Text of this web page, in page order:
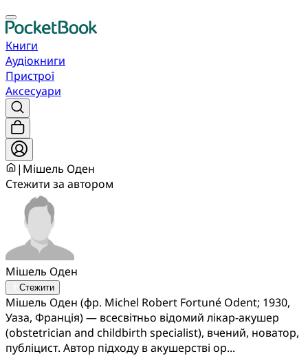
Книги
Аудіокниги
Пристрої
Аксесуари
| Мішель Оден
Стежити за автором
Мішель Оден
Стежити
Мішель Оден (фр. Michel Robert Fortuné Odent; 1930,
Уаза, Франція) — всесвітньо відомий лікар-акушер
(obstetrician and childbirth specialist), вчений, новатор,
публіцист. Автор підходу в акушерстві ор...